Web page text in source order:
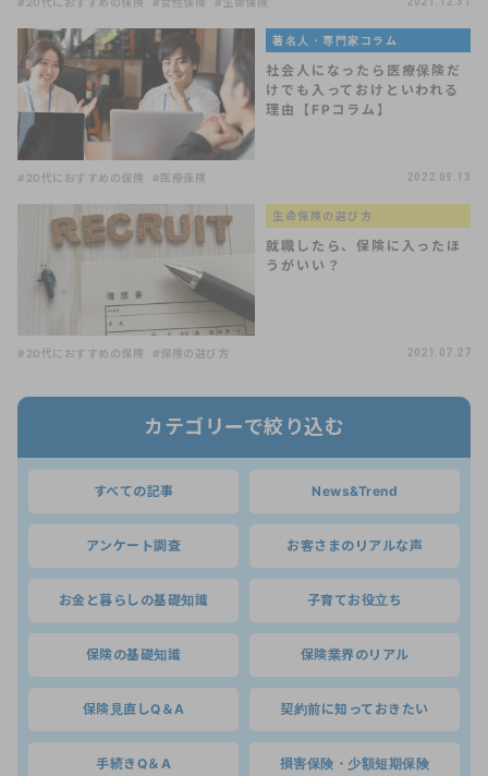
著名人・専門家コラム
社会人になったら医療保険だ
けでも入っておけといわれる
理由【FPコラム】
#20代におすすめの保険 #医療保険 2022.09.13
生命保険の選び方
就職したら、保険に入ったほ
うがいい？
#20代におすすめの保険 #保険の選び方 2021.07.27
カテゴリーで絞り込む
すべての記事 News&Trend
アンケート調査 お客さまのリアルな声
お金と暮らしの基礎知識 子育てお役立ち
保険の基礎知識 保険業界のリアル
保険見直しQ＆A 契約前に知っておきたい
手続きQ＆A 損害保険・少額短期保険